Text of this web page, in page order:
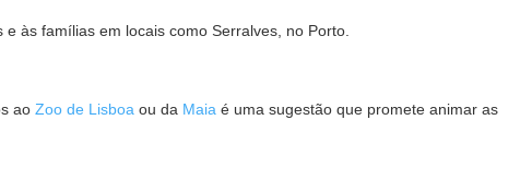
às famílias em locais como Serralves, no Porto.
ao Zoo de Lisboa ou da Maia é uma sugestão que promete animar as